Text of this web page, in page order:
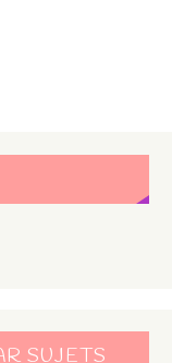
SUJETS